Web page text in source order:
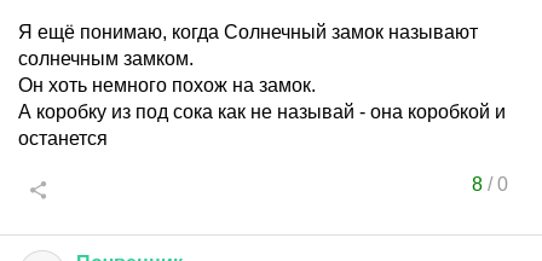
Я ещё понимаю, когда Солнечный замок называют
солнечным замком.
Он хоть немного похож на замок.
А коробку из под сока как не называй - она коробкой и
останется
8/0